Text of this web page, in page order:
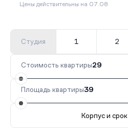
Цены действительны на 07.08
Студия 1 2
Стоимость квартиры29
Площадь квартиры39
Корпус и
Famous75